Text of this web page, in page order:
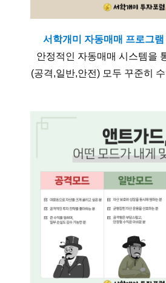
서학개미 자동매매 프로그
안정적인 자동매매 시스템을
(공격,일반,안전) 모두 꾸준히